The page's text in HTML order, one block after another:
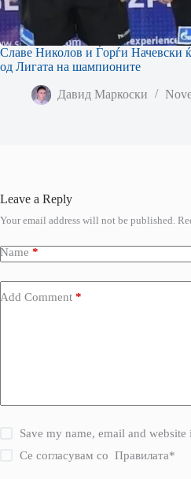
Славе Николов и Ѓорѓи Начевски
од Лигата на шампионите
Давид Маркоски
Leave a Reply
Your email address will not be published.
Name *
Add Comment *
Save my name, email and
Се согласувам соПравилата*